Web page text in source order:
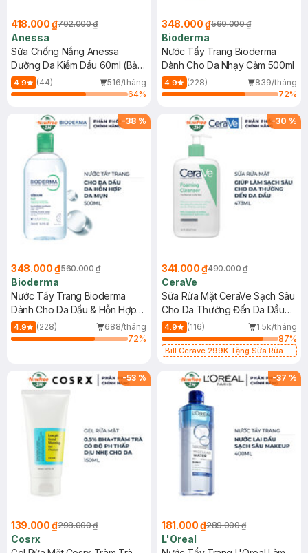
418.000 ₫702.000 ₫
Anessa
Sữa Chống Nắng Anessa
Dưỡng Da Kiềm Dầu 60ml (Bản
Mới)
4.9 (44)
516/tháng
64%
348.000 ₫560.000 ₫
Bioderma
Nước Tẩy Trang Bioderma
Dành Cho Da Nhạy Cảm 500ml
4.9 (228)
839/tháng
72%
-38 %
348.000 ₫560.000 ₫
Bioderma
Nước Tẩy Trang Bioderma
Dành Cho Da Dầu & Hỗn Hợp
500ml
4.9 (228)
688/tháng
72%
-30 %
341.000 ₫490.000 ₫
CeraVe
Sữa Rửa Mặt CeraVe Sạch Sâu
Cho Da Thường Đến Da Dầu
473ml
4.9 (116)
1.5k/tháng
87%
Bill Cerave 299K Tặng Sữa Rửa
-53 %
139.000 ₫298.000 ₫
Cosrx
-37 %
181.000 ₫289.000 ₫
L'Oreal